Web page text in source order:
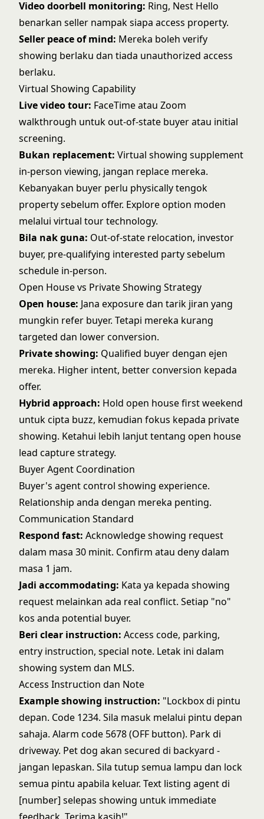
Video doorbell monitoring: Ring, Nest Hello
benarkan seller nampak siapa access property.
Seller peace of mind: Mereka boleh verify
showing berlaku dan tiada unauthorized access
berlaku.
Virtual Showing Capability
Live video tour: FaceTime atau Zoom
walkthrough untuk out-of-state buyer atau initial
screening.
Bukan replacement: Virtual showing supplement
in-person viewing, jangan replace mereka.
Kebanyakan buyer perlu physically tengok
property sebelum offer. Explore option moden
melalui virtual tour technology.
Bila nak guna: Out-of-state relocation, investor
buyer, pre-qualifying interested party sebelum
schedule in-person.
Open House vs Private Showing Strategy
Open house: Jana exposure dan tarik jiran yang
mungkin refer buyer. Tetapi mereka kurang
targeted dan lower conversion.
Private showing: Qualified buyer dengan ejen
mereka. Higher intent, better conversion kepada
offer.
Hybrid approach: Hold open house first weekend
untuk cipta buzz, kemudian fokus kepada private
showing. Ketahui lebih lanjut tentang open house
lead capturestrategy.
Buyer Agent Coordination
Buyer's agent control showing experience.
Relationship anda dengan mereka penting.
Communication Standard
Respond fast: Acknowledge showing request
dalam masa 30 minit. Confirm atau deny dalam
masa 1 jam.
Jadi accommodating: Kata ya kepada showing
request melainkan ada real conflict. Setiap "no"
kos anda potential buyer.
Beri clear instruction: Access code, parking,
entry instruction, special note. Letak ini dalam
showing system dan MLS.
Access Instruction dan Note
Example showing instruction: "Lockbox di pintu
depan. Code 1234. Sila masuk melalui pintu depan
sahaja. Alarm code 5678 (OFF button). Park di
driveway. Pet dog akan secured di backyard -
jangan lepaskan. Sila tutup semua lampu dan lock
semua pintu apabila keluar. Text listing agent di
[number] selepas showing untuk immediate